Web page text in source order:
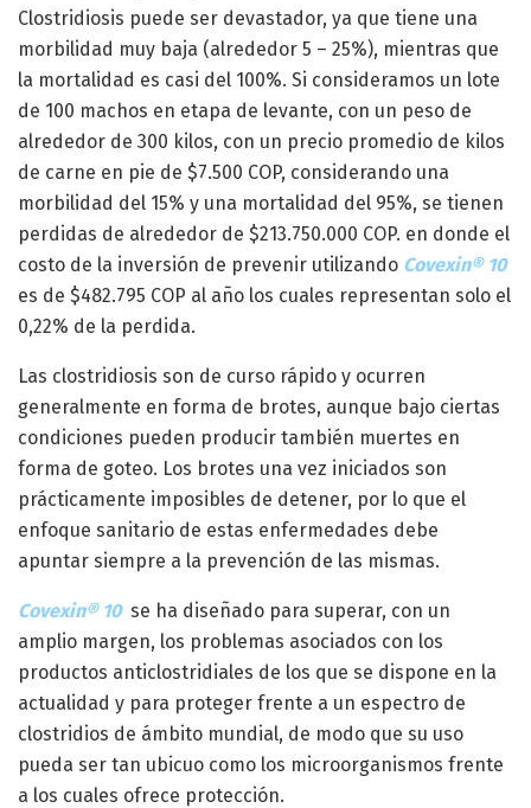
Clostridiosis puede ser devastador, ya que tiene una
morbilidad muy baja (alrededor 5 – 25%), mientras que
la mortalidad es casi del 100%. Si consideramos un lote
de 100 machos en etapa de levante, con un peso de
alrededor de 300 kilos, con un precio promedio de kilos
de carne en pie de $7.500 COP, considerando una
morbilidad del 15% y una mortalidad del 95%, se tienen
perdidas de alrededor de $213.750.000 COP. en donde el
costo de la inversión de prevenir utilizando Covexin® 10
es de $482.795 COP al año los cuales representan solo el
0,22% de la perdida.
Las clostridiosis son de curso rápido y ocurren
generalmente en forma de brotes, aunque bajo ciertas
condiciones pueden producir también muertes en
forma de goteo. Los brotes una vez iniciados son
prácticamente imposibles de detener, por lo que el
enfoque sanitario de estas enfermedades debe
apuntar siempre a la prevención de las mismas.
Covexin® 10se ha diseñado para superar, con un
amplio margen, los problemas asociados con los
productos anticlostridiales de los que se dispone en la
actualidad y para proteger frente a un espectro de
clostridios de ámbito mundial, de modo que su uso
pueda ser tan ubicuo como los microorganismos frente
a los cuales ofrece protección.